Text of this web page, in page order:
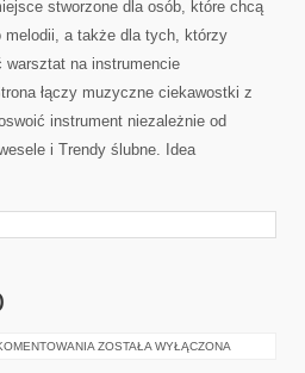
stworzone dla osób, które chcą
melodii, a także dla tych, którzy
warsztat na instrumencie
łączy muzyczne ciekawostki z
instrument niezależnie od
i Trendy ślubne. Idea
PAPIEŻE
ZOSTAŁA WYŁĄCZONA